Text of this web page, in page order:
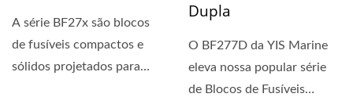
A série BF27x são blocos
de fusíveis compactos e
sólidos projetados para
Dupla
O BF277D da YIS Marine
eleva nossa popular série
de Blocos de Fusíveis